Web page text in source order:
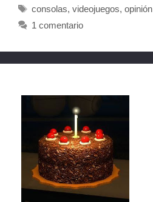
Etiquetas
consolas, videojuegos, opinión
1 comentario